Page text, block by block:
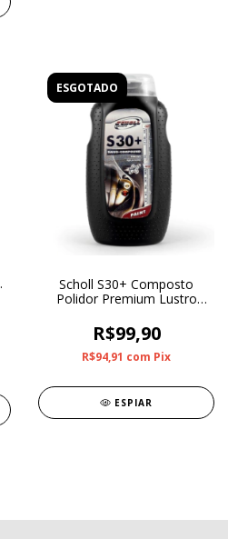
ESGOTADO
Scholl S30+ Composto
Polidor Premium Lustro
R$99,90
R$94,91 com Pix
ESPIAR